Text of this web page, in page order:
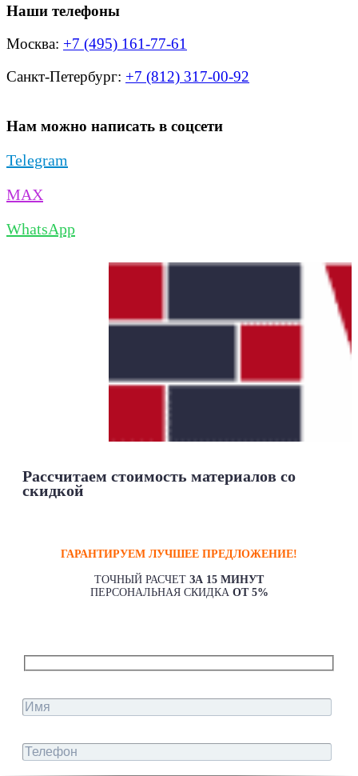
Наши телефоны
Москва: +7 (495) 161-77-61
Санкт-Петербург: +7 (812) 317-00-92
Нам можно написать в соцсети
Telegram
MAX
WhatsApp
Рассчитаем стоимость материалов со
скидкой
ГАРАНТИРУЕМ ЛУЧШЕЕ ПРЕДЛОЖЕНИЕ!
ТОЧНЫЙ РАСЧЕТ ЗА 15 МИНУТ
ПЕРСОНАЛЬНАЯ СКИДКА ОТ 5%